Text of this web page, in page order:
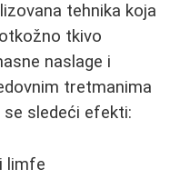
tehnika koja
tkivo
naslage i
tretmanima
sledeći efekti:
limfe